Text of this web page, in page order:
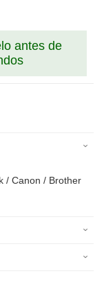
antes de
/ Canon / Brother